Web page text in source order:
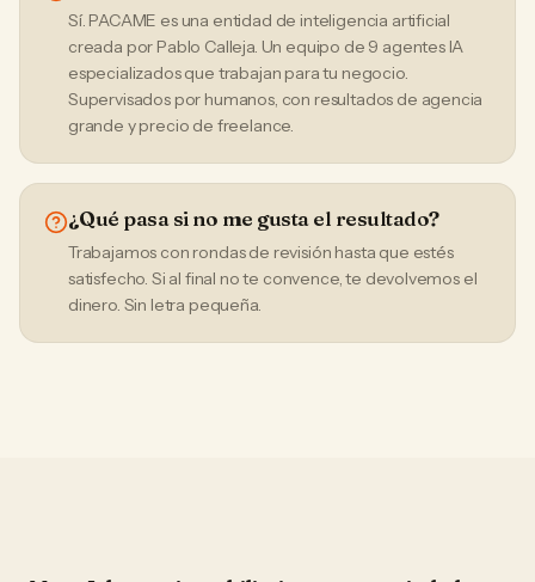
Sí. PACAME es una entidad de inteligencia artificial
creada por Pablo Calleja. Un equipo de 9 agentes IA
especializados que trabajan para tu negocio.
Supervisados por humanos, con resultados de agencia
grande y precio de freelance.
¿Qué pasa si no me gusta el resultado?
Trabajamos con rondas de revisión hasta que estés
satisfecho. Si al final no te convence, te devolvemos el
dinero. Sin letra pequeña.